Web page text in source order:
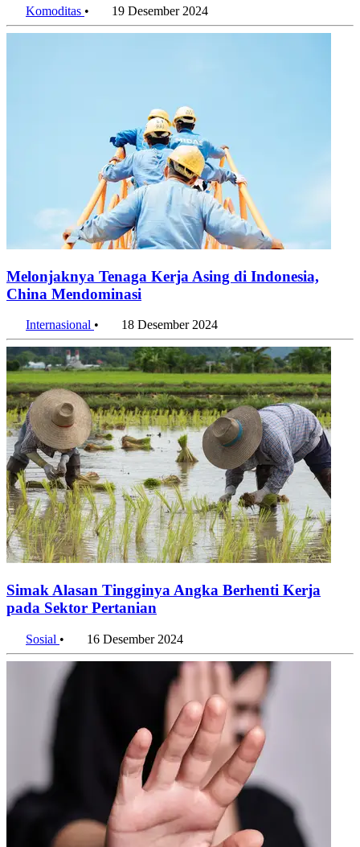
Komoditas • 19 Desember 2024
Melonjaknya Tenaga Kerja Asing di Indonesia,
China Mendominasi
Internasional • 18 Desember 2024
Simak Alasan Tingginya Angka Berhenti Kerja
pada Sektor Pertanian
Sosial • 16 Desember 2024